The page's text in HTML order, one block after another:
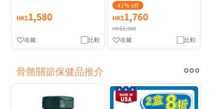
HK$1,580
比較
收藏
41% off
HK$1,760
HK$2,960
比較
收藏
骨骼關節保健品推介